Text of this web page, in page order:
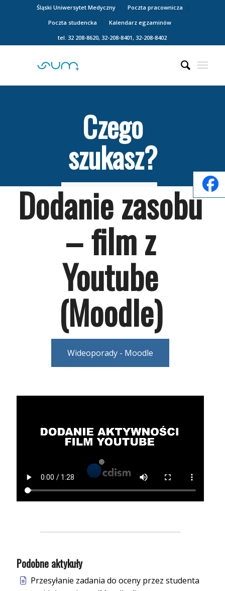
Śląski Uniwersytet Medyczny
Poczta pracownicza
Poczta studencka
Kalendarz egzaminów
tel. 32 208-8620, 32-208-8401, 32-208-8402
Czego
szukasz?
Search
for:
Dodanie zasobu
– film z
Youtube
(Moodle)
Wideoporady - Moodle
Podobne aktykuły
Przesyłanie zadania do oceny przez studenta